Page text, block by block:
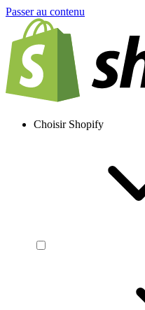
Passer au contenu
Choisir Shopify